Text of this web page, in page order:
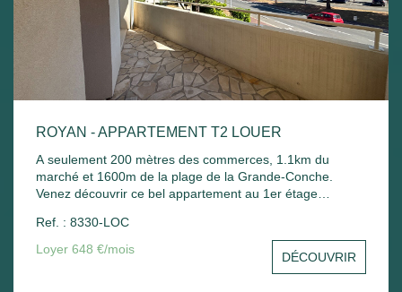
ROYAN - APPARTEMENT T2 LOUER
A seulement 200 mètres des commerces, 1.1km du
marché et 1600m de la plage de la Grande-Conche.
Venez découvrir ce bel appartement au 1er étage
cuisine, une chambre avec placard, une salle de bain
avec sèche serviette, un wc et un stationnement commun.
Chauffage électrique et ballon d'eau chaude électrique.
Ref. : 8330-LOC
Loyer 648 €/mois
DÉCOUVRIR